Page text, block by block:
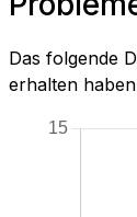
Das folgende
erhalten